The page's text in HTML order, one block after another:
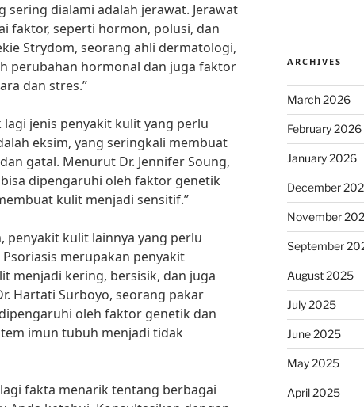
sering dialami adalah jerawat. Jerawat
faktor, seperti hormon, polusi, dan
Strydom, seorang ahli dermatologi,
perubahan hormonal dan juga faktor
dan stres.”
jenis penyakit kulit yang perlu
eksim, yang seringkali membuat
gatal. Menurut Dr. Jennifer Soung,
dipengaruhi oleh faktor genetik
kulit menjadi sensitif.”
penyakit kulit lainnya yang perlu
merupakan penyakit
menjadi kering, bersisik, dan juga
Hartati Surboyo, seorang pakar
oleh faktor genetik dan
imun tubuh menjadi tidak
fakta menarik tentang berbagai
ARCHIVES
March 2026
February 2026
January 2026
December
November
September
August 2025
July 2025
June 2025
May 2025
April 2025